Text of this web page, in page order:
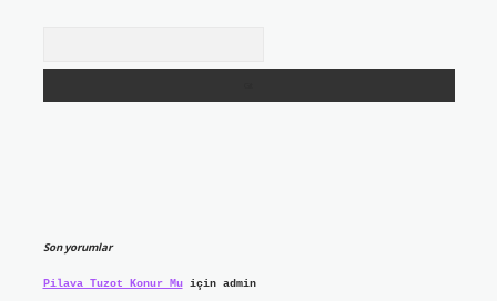
Son yorumlar
Pilava Tuzot Konur Muiçin admin